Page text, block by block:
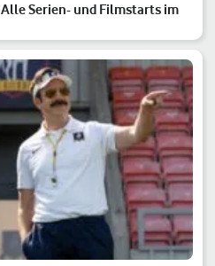
Serien- und Filmstarts im